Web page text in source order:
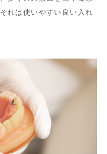
れは使いやすい良い入れ